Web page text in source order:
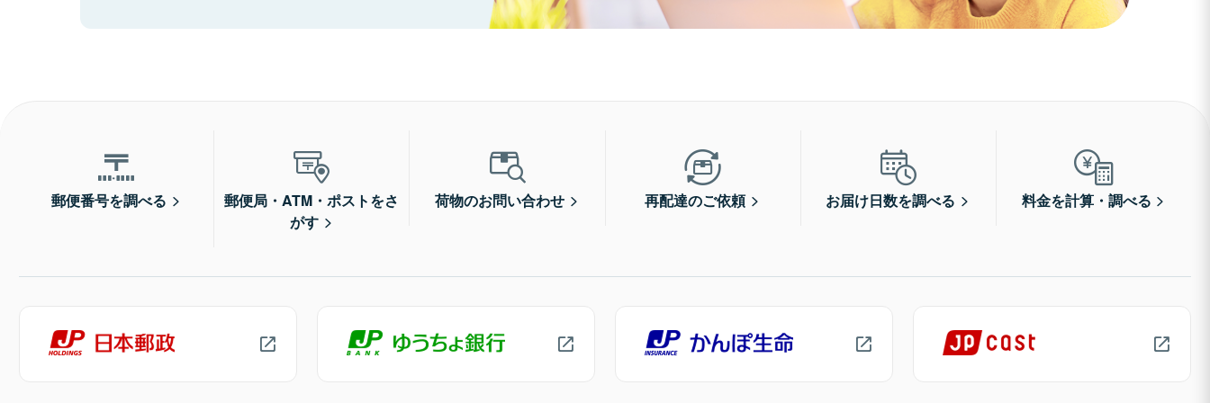
郵便番号を調べる
郵便局・ATM・ポストをさ
がす
荷物のお問い合わせ 再配達のご依頼 お届け日数を調べる 料金を計算・調べる